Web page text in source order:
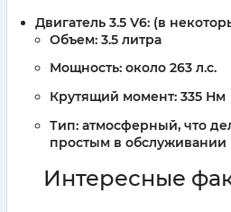
Двигатель 3.5 V6: (в
Объем: 3.5 литра
Мощность: около 263 л.с.
Крутящий момент: 335 Нм
Тип: атмосферный, что
простым в обслуживании
Интересные